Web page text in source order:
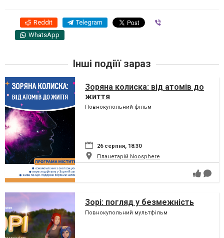
Reddit Telegram
WhatsApp
Інші подіїї зараз
Зоряна колиска: від атомів до
життя
Повнокупольний фільм
26 серпня, 18:30
Планетарій Noosphere
Зорі: погляд у безмежність
Повнокупольний мультфільм